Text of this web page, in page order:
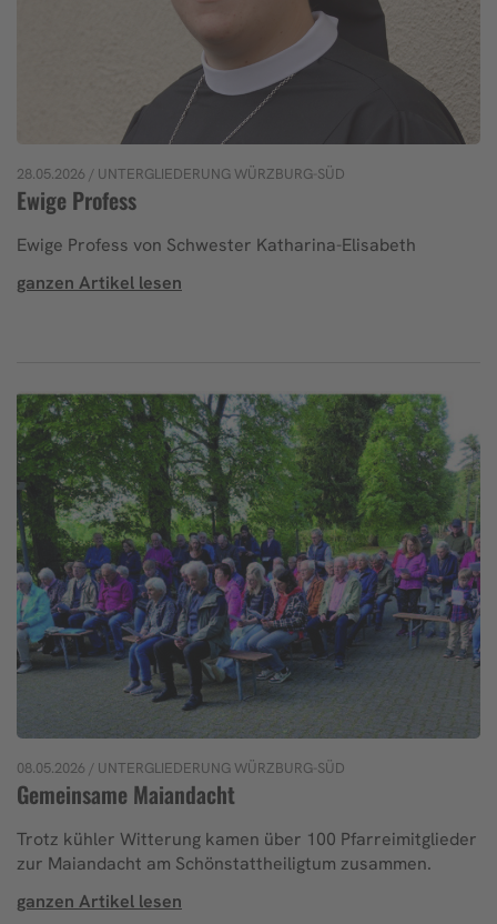
28.05.2026 / UNTERGLIEDERUNG WÜRZBURG-SÜD
Ewige Profess
Ewige Profess von Schwester Katharina-Elisabeth
ganzen Artikel lesen
08.05.2026 / UNTERGLIEDERUNG WÜRZBURG-SÜD
Gemeinsame Maiandacht
Trotz kühler Witterung kamen über 100 Pfarreimitglieder
zur Maiandacht am Schönstattheiligtum zusammen.
ganzen Artikel lesen